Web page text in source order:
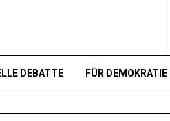
DEBATTE FÜR DEMOKRATIE